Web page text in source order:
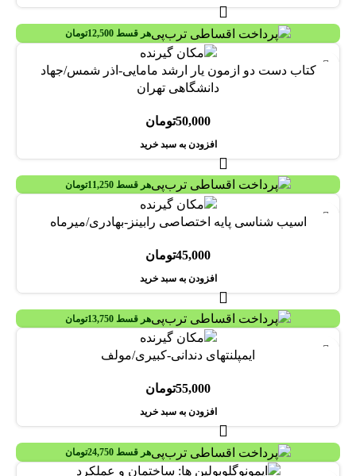
هر قسط 12,500تومان
کتاب دست دو ازمون یار ارشد مامایی-اذر شمس/جهاد
دانشگاهی تهران
50,000تومان
افزودن به سبد خرید
هر قسط 11,250تومان
اسیب شناسی پایه اختصاصی رابینز-بهادری/میرماه
45,000تومان
افزودن به سبد خرید
هر قسط 13,750تومان
ایمپلنتهای دندانی-کبیری/مولف
55,000تومان
افزودن به سبد خرید
هر قسط 24,750تومان